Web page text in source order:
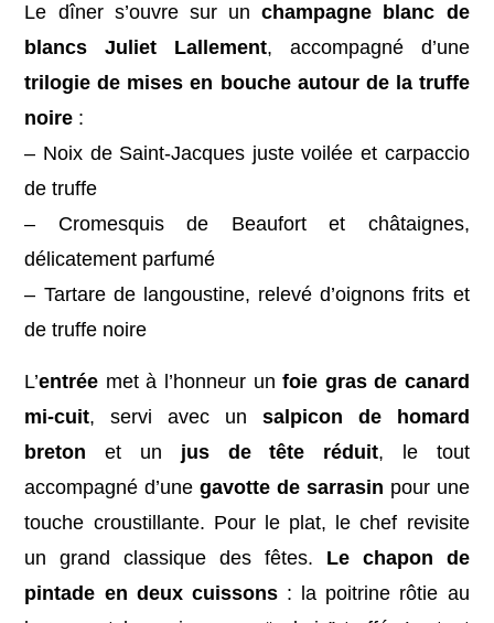
Le dîner s’ouvre sur unchampagne blanc de
blancs Juliet Lallement, accompagné d’une
trilogie de mises en bouche autour de la truffe
noire :
– Noix de Saint-Jacques juste voilée et carpaccio
de truffe
– Cromesquis de Beaufort et châtaignes,
délicatement parfumé
– Tartare de langoustine, relevé d’oignons frits et
de truffe noire
L’entrée met à l’honneur unfoie gras de canard
mi-cuit, servi avec un salpicon de homard
breton et un jus de tête réduit, le tout
accompagné d’unegavotte de sarrasin pour une
touche croustillante. Pour le plat, le chef revisite
un grand classique des fêtes. Le chapon de
pintade en deux cuissons: la poitrine rôtie au